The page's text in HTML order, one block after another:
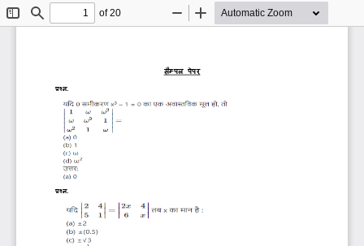
ToggleFind
of 20
Zoom
Zoom
सैम्पल पेपर
प्रश्न.
प्रश्न.